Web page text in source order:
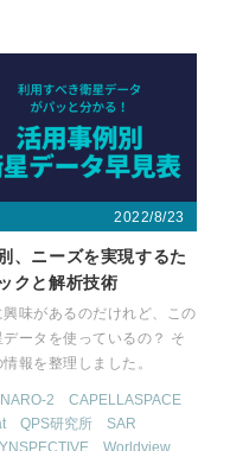
2022/8/23
、ニーズを実現するた
クと解析技術
味があるのだけれど、この
ータを使っているの？ そ
報を整理しました。
2
CAPELLASPACE
QPS研究所
SAR
Worldview